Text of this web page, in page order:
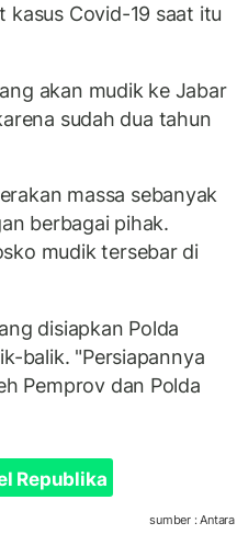
Covid-19 saat itu
akan mudik ke Jabar
sudah dua tahun
massa sebanyak
berbagai pihak.
mudik tersebar di
disiapkan Polda
balik. "Persiapannya
Pemprov dan Polda
Republika
sumber : Antara